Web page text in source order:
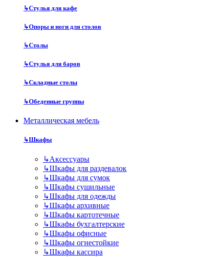
↳Стулья для кафе
↳Опоры и ноги для столов
↳Столы
↳Стулья для баров
↳Складные столы
↳Обеденные группы
Металлическая мебель
↳Шкафы
↳Аксессуары
↳Шкафы для раздевалок
↳Шкафы для сумок
↳Шкафы сушильные
↳Шкафы для одежды
↳Шкафы архивные
↳Шкафы картотечные
↳Шкафы бухгалтерские
↳Шкафы офисные
↳Шкафы огнестойкие
↳Шкафы кассира